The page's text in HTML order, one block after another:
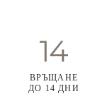
ВРЪЩАНЕ
ДО 14 ДНИ